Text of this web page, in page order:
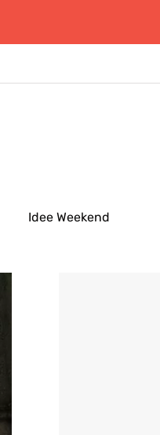
Idee Weekend